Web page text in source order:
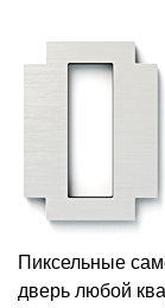
Пиксельные
дверь любой